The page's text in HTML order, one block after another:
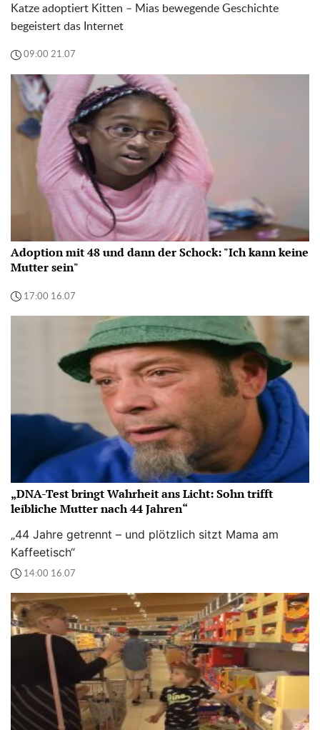
Katze adoptiert Kitten – Mias bewegende Geschichte
begeistert das Internet
09:00 21.07
Adoption mit 48 und dann der Schock: "Ich kann keine
Mutter sein"
17:00 16.07
„DNA-Test bringt Wahrheit ans Licht: Sohn trifft
leibliche Mutter nach 44 Jahren“
„44 Jahre getrennt – und plötzlich sitzt Mama am
Kaffeetisch“
14:00 16.07